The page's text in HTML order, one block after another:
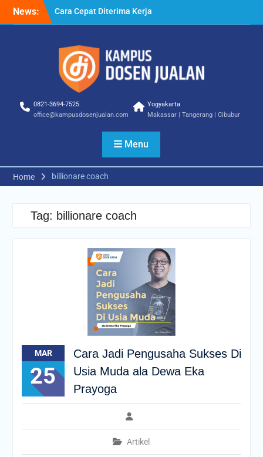
News:
Cara Cepat Diterima Kerja
– Tips Praktis yang Bisa
Cara Biar Dapat Pekerjaan
– Panduan Lengkap untuk
Pencari Kerja
Cara Dapat Pekerjaan –
Memperbesar Peluang
0821-3694-7525
office@kampusdosenjualan.com
Yogyakarta
Makassar | Tangerang | Cibubur
Menu
Home billionare coach
Tag: billionare coach
MAR
25
Cara Jadi Pengusaha Sukses Di
Usia Muda ala Dewa Eka
Prayoga
Artikel